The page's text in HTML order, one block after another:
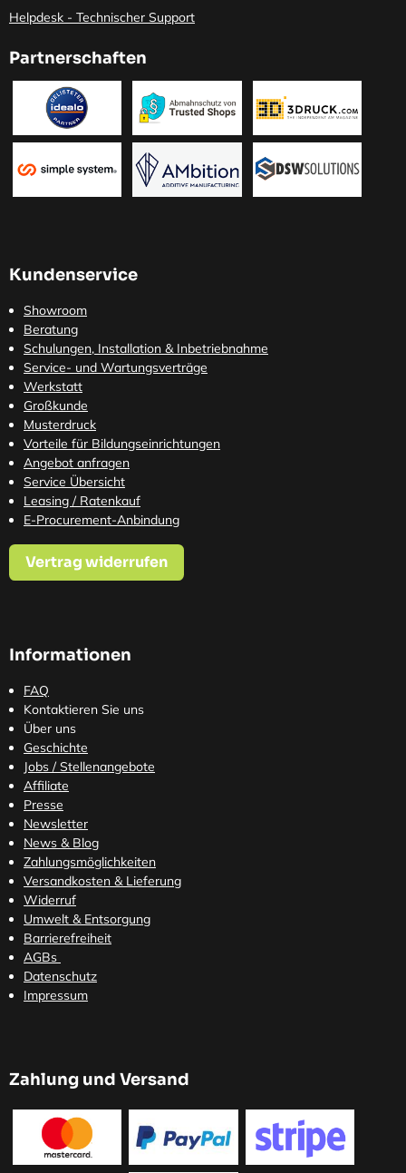
Helpdesk - Technischer Support
Partnerschaften
Kundenservice
Showroom
Beratung
Schulungen, Installation & Inbetriebnahme
Service- und Wartungsverträge
Werkstatt
Großkunde
Musterdruck
Vorteile für Bildungseinrichtungen
Angebot anfragen
Service Übersicht
Leasing / Ratenkauf
E-Procurement-Anbindung
Vertrag widerrufen
Informationen
FAQ
Kontaktieren Sie uns
Über uns
Geschichte
Jobs / Stellenangebote
Affiliate
Presse
Newsletter
News & Blog
Zahlungsmöglichkeiten
Versandkosten & Lieferung
Widerruf
Umwelt & Entsorgung
Barrierefreiheit
AGBs
Datenschutz
Impressum
Zahlung und Versand